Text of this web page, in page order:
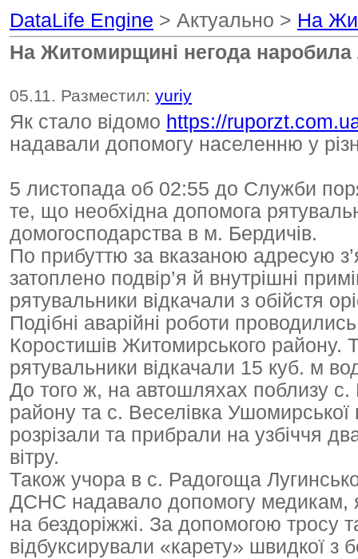
DataLife Engine > Актуально > На
На Житомирщині негода наробила
05.11. Разместил: yuriy
Як стало відомо https://
надавали допомогу населенню у
5 листопада об 02:55 до Служби
те, що необхідна допомога
домогосподарства в м. Бердичів.
По прибуттю за вказаною адресую
затоплено подвір’я й внутрішні
рятувальники відкачали з обійстя
Подібні аварійні роботи
Коростишів Житомирського району.
рятувальники відкачали 15 куб. м
До того ж, на автошляхах поблизу с.
району та с. Веселівка
розрізали та прибрали на узбіччя
вітру.
Також учора в с. Радогоща
ДСНС надавало допомогу медикам,
на бездоріжжі. За допомогою тросу
відбуксирували «карету» швидкої